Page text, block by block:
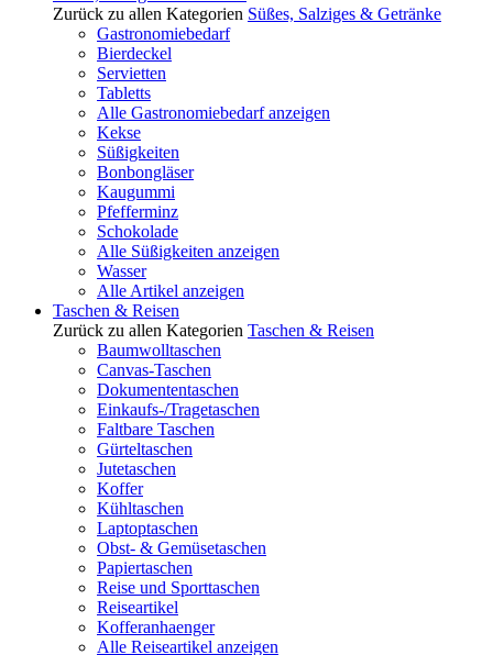
Zurück zu allen Kategorien Süßes, Salziges & Getränke
Gastronomiebedarf
Bierdeckel
Servietten
Tabletts
Alle Gastronomiebedarf anzeigen
Kekse
Süßigkeiten
Bonbongläser
Kaugummi
Pfefferminz
Schokolade
Alle Süßigkeiten anzeigen
Wasser
Alle Artikel anzeigen
Taschen & Reisen
Zurück zu allen Kategorien Taschen & Reisen
Baumwolltaschen
Canvas-Taschen
Dokumententaschen
Einkaufs-/Tragetaschen
Faltbare Taschen
Gürteltaschen
Jutetaschen
Koffer
Kühltaschen
Laptoptaschen
Obst- & Gemüsetaschen
Papiertaschen
Reise und Sporttaschen
Reiseartikel
Kofferanhaenger
Alle Reiseartikel anzeigen